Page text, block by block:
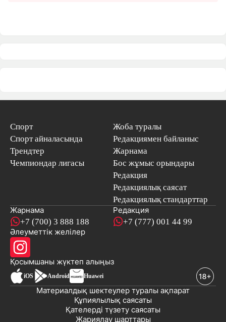
Спорт
Спорт айналасында
Трендтер
Чемпиондар лигасы
Жоба туралы
Редакциямен байланыс
Жарнама
Бос жұмыс орындары
Редакция
Редакциялық саясат
Редакциялық стандарттар
Жарнама
+7 (700) 3 888 188
Редакция
+7 (777) 001 44 99
Әлеуметтік желілер
Қосымшаны жүктеп алыңыз
iOS Android Huawei
Жариялау шарттары
Қателерді түзету саясаты
Құпиялылық саясаты
Материалдық шектеулер туралы ақпарат